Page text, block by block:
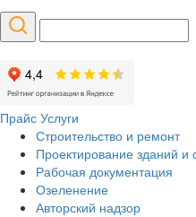
Прайс Услуги
Строительство и ремонт
Проектирование зданий и
Рабочая документация
Озеленение
Авторский надзор